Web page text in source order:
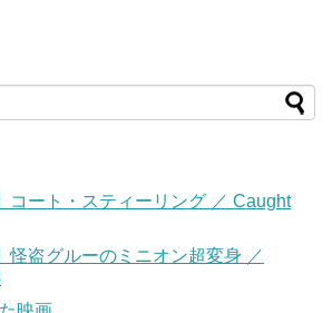
コート・スティーリング ／ Caught
怪盗グルーのミニオン超変身 ／